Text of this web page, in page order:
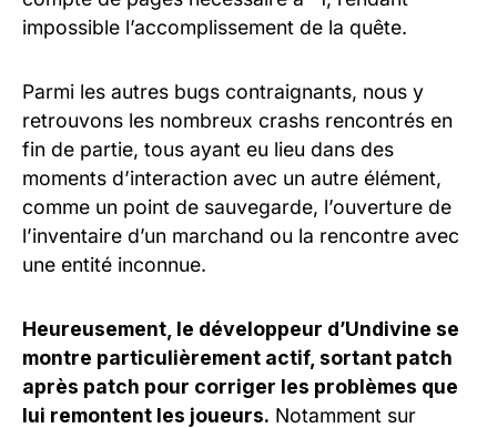
impossible l’accomplissement de la quête.
Parmi les autres bugs contraignants, nous y
retrouvons les nombreux crashs rencontrés en
fin de partie, tous ayant eu lieu dans des
moments d’interaction avec un autre élément,
comme un point de sauvegarde, l’ouverture de
l’inventaire d’un marchand ou la rencontre avec
une entité inconnue.
Heureusement, le développeur d’Undivine se
montre particulièrement actif, sortant patch
après patch pour corriger les problèmes que
lui remontent les joueurs. Notamment sur